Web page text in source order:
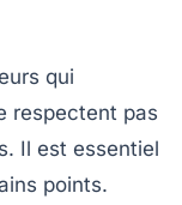
qui
respectent pas
Il est essentiel
points.